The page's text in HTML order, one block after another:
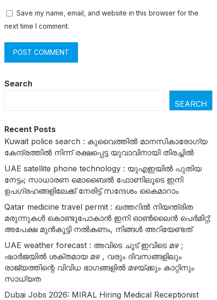
Save my name, email, and website in this browser for the
next time I comment.
Search
SEARCH
Recent Posts
Kuwait police search : കുവൈത്തിൽ മാനസികാരോഗ്യ
കേന്ദ്രത്തിൽ നിന്ന് രക്ഷപ്പെട്ട യുവാവിനായി തിരച്ചിൽ
UAE satellite phone technology : യുഎഇയിൽ പുതിയ
നേട്ടം; സാധാരണ മൊബൈൽ ഫോണിലൂടെ ഇനി
ഉപഗ്രഹങ്ങളിലേക്ക് നേരിട്ട് സന്ദേശം കൈമാറാം
Qatar medicine travel permit : ഖത്തറിൽ നിയന്ത്രിത
മരുന്നുകൾ കൊണ്ടുപോകാൻ ഇനി ഓൺലൈൻ പെർമിറ്റ്;
അപേക്ഷ മുൻകൂട്ടി നൽകണം, നിങ്ങൾ അറിയേണ്ടത്
UAE weather forecast : അവിടെ ചൂട് ഇവിടെ മഴ ;
ഷാർജയിൽ ശക്തമായ മഴ , വരും ദിവസങ്ങളിലും
രാജ്യത്തിന്റെ വിവിധ ഭാഗങ്ങളിൽ മഴയ്ക്കും കാറ്റിനും
സാധ്യത
Dubai Jobs 2026: MIRAL Hiring Medical Receptionist